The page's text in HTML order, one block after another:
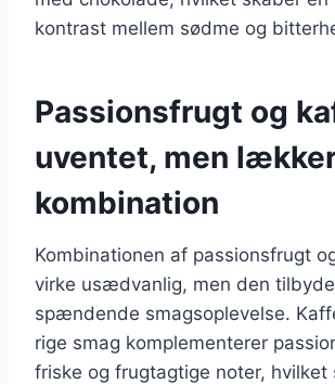
kontrast mellem sødme og
Passionsfrugt og
uventet, men
kombination
Kombinationen af passionsfrugt
virke usædvanlig, men den
spændende smagsoplevelse.
rige smag komplementerer
friske og frugtagtige noter, hvilket